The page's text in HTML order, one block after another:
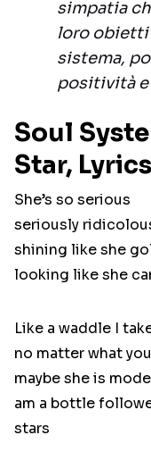
simpatia
loro
sistema,
positività e
Soul
Star, Lyrics
She’s so serious
seriously
shining like she
looking like she
Like a waddle I
no matter what
maybe she is
am a bottle
stars